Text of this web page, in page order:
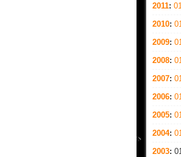
2011: 01
2010: 01
2009: 01
2008: 01
2007: 01
2006: 01
2005: 01
2004: 01
2003: 01